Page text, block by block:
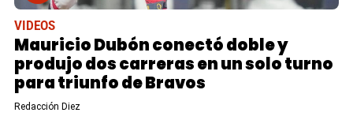
VIDEOS
Mauricio Dubón conectó doble y
produjo dos carreras en un solo turno
para triunfo de Bravos
Redacción Diez